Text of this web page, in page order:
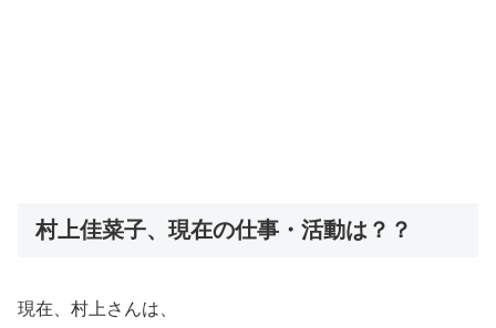
村上佳菜子、現在の仕事・活動は？？
現在、村上さんは、